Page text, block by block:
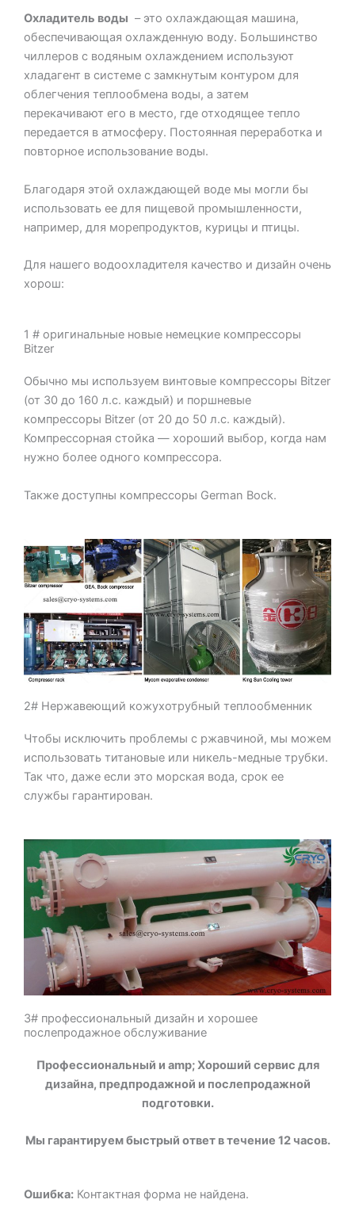
Охладитель воды – это охлаждающая машина,
обеспечивающая охлажденную воду. Большинство
чиллеров с водяным охлаждением используют
хладагент в системе с замкнутым контуром для
облегчения теплообмена воды, а затем
перекачивают его в место, где отходящее тепло
передается в атмосферу. Постоянная переработка и
повторное использование воды.
Благодаря этой охлаждающей воде мы могли бы
использовать ее для пищевой промышленности,
например, для морепродуктов, курицы и птицы.
Для нашего водоохладителя качество и дизайн очень
хорош:
1 # оригинальные новые немецкие компрессоры
Bitzer
Обычно мы используем винтовые компрессоры Bitzer
(от 30 до 160 л.с. каждый) и поршневые
компрессоры Bitzer (от 20 до 50 л.с. каждый).
Компрессорная стойка — хороший выбор, когда нам
нужно более одного компрессора.
Также доступны компрессоры German Bock.
2# Нержавеющий кожухотрубный теплообменник
Чтобы исключить проблемы с ржавчиной, мы можем
использовать титановые или никель-медные трубки.
Так что, даже если это морская вода, срок ее
службы гарантирован.
3# профессиональный дизайн и хорошее
послепродажное обслуживание
Профессиональный и amp; Хороший сервис для
дизайна, предпродажной и послепродажной
подготовки.
Мы гарантируем быстрый ответ в течение 12 часов.
Ошибка: Контактная форма не найдена.